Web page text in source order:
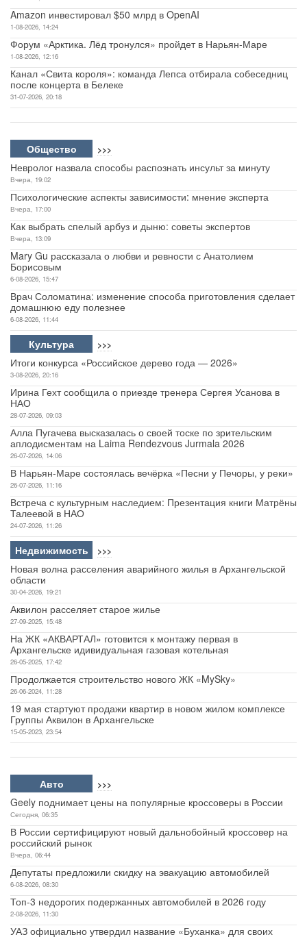
Amazon инвестировал $50 млрд в OpenAI
1-08-2026, 14:24
Форум «Арктика. Лёд тронулся» пройдет в Нарьян-Маре
1-08-2026, 12:16
Канал «Свита короля»: команда Лепса отбирала собеседниц
после концерта в Белеке
31-07-2026, 20:18
Общество >>>
Невролог назвала способы распознать инсульт за минуту
Вчера, 19:02
Психологические аспекты зависимости: мнение эксперта
Вчера, 17:00
Как выбрать спелый арбуз и дыню: советы экспертов
Вчера, 13:09
Mary Gu рассказала о любви и ревности с Анатолием
Борисовым
6-08-2026, 15:47
Врач Соломатина: изменение способа приготовления сделает
домашнюю еду полезнее
6-08-2026, 11:44
Культура >>>
Итоги конкурса «Российское дерево года — 2026»
3-08-2026, 20:16
Ирина Гехт сообщила о приезде тренера Сергея Усанова в
НАО
28-07-2026, 09:03
Алла Пугачева высказалась о своей тоске по зрительским
аплодисментам на Laima Rendezvous Jurmala 2026
26-07-2026, 14:06
В Нарьян-Маре состоялась вечёрка «Песни у Печоры, у реки»
26-07-2026, 11:16
Встреча с культурным наследием: Презентация книги Матрёны
Талеевой в НАО
24-07-2026, 11:26
Недвижимость >>>
Новая волна расселения аварийного жилья в Архангельской
области
30-04-2026, 19:21
Аквилон расселяет старое жилье
27-09-2025, 15:48
На ЖК «АКВАРТАЛ» готовится к монтажу первая в
Архангельске идивидуальная газовая котельная
26-05-2025, 17:42
Продолжается строительство нового ЖК «MySky»
26-06-2024, 11:28
19 мая стартуют продажи квартир в новом жилом комплексе
Группы Аквилон в Архангельске
15-05-2023, 23:54
Авто >>>
Geely поднимает цены на популярные кроссоверы в России
Сегодня, 06:35
В России сертифицируют новый дальнобойный кроссовер на
российский рынок
Вчера, 06:44
Депутаты предложили скидку на эвакуацию автомобилей
6-08-2026, 08:30
Топ-3 недорогих подержанных автомобилей в 2026 году
2-08-2026, 11:30
УАЗ официально утвердил название «Буханка» для своих